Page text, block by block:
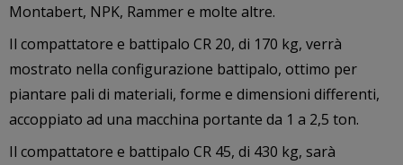
Montabert, NPK, Rammer e molte altre.
Il compattatore e battipalo CR 20, di 170 kg, verrà
mostrato nella configurazione battipalo, ottimo per
piantare pali di materiali, forme e dimensioni differenti,
accoppiato ad una macchina portante da 1 a 2,5 ton.
Il compattatore e battipalo CR 45, di 430 kg, sarà